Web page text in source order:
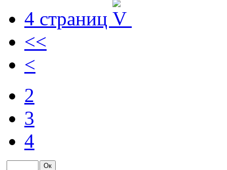
4 страниц
<<
<
2
3
4